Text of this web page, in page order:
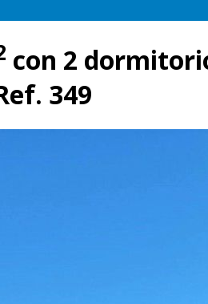
con 2
349